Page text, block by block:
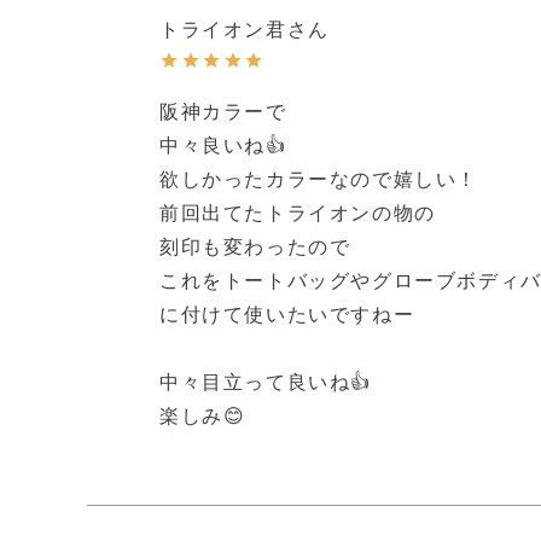
トライオン君
阪神カラーで
中々良いね👍
欲しかったカラーなので嬉しい！
前回出てたトライオンの物の
刻印も変わったので
これをトートバッグやグローブボディ
に付けて使いたいですねー
中々目立って良いね👍